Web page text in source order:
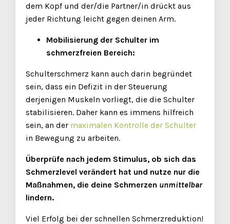
dem Kopf und der/die Partner/in drückt aus
jeder Richtung leicht gegen deinen Arm.
Mobilisierung der Schulter im
schmerzfreien Bereich:
Schulterschmerz kann auch darin begründet
sein, dass ein Defizit in der Steuerung
derjenigen Muskeln vorliegt, die die Schulter
stabilisieren. Daher kann es immens hilfreich
sein, an der maximalen Kontrolle der Schulter
in Bewegung zu arbeiten.
Überprüfe nach jedem Stimulus, ob sich das
Schmerzlevel verändert hat und nutze nur die
Maßnahmen, die deine Schmerzen unmittelbar
lindern.
Viel Erfolg bei der schnellen Schmerzreduktion!